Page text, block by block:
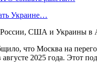
Украине…
России, США и Украины в
что Москва на
2025 года. Этот